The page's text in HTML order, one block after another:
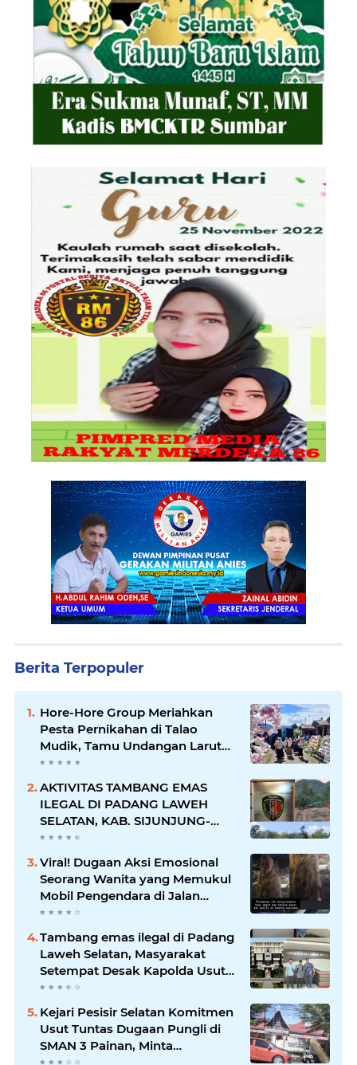
Berita Terpopuler
Hore-Hore Group Meriahkan
Pesta Pernikahan di Talao
Mudik, Tamu Undangan Larut
dalam Suasana Penuh
AKTIVITAS TAMBANG EMAS
ILEGAL DI PADANG LAWEH
SELATAN, KAB. SIJUNJUNG-
SUMBAR SEMAKIN
MERAJALELA
Viral! Dugaan Aksi Emosional
Seorang Wanita yang Memukul
Mobil Pengendara di Jalan
Khatib Sulaiman
Tambang emas ilegal di Padang
Laweh Selatan, Masyarakat
Setempat Desak Kapolda Usut
Tuntas
Kejari Pesisir Selatan Komitmen
Usut Tuntas Dugaan Pungli di
SMAN 3 Painan, Minta